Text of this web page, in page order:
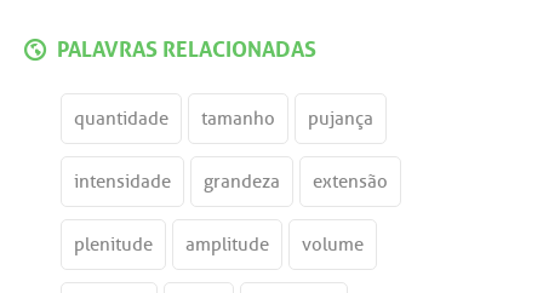
PALAVRAS RELACIONADAS
quantidade tamanho pujança
intensidade grandeza extensão
plenitude amplitude volume